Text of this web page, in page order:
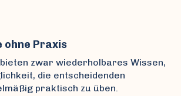
ohne Praxis
bieten zwar wiederholbares Wissen,
die entscheidenden
praktisch zu üben.